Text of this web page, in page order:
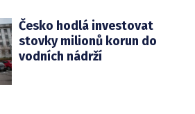
Česko hodlá investovat
stovky milionů korun do
vodních nádrží